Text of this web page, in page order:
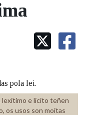
CORPORATIVA
ADALID
EMILIA PARDO
pola lei.
lexítimo e lícito teñen
os usos son moitas